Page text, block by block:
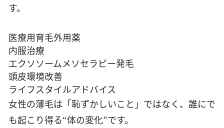
す。
医療用育毛外用薬
内服治療
エクソソームメソセラピー発毛
頭皮環境改善
ライフスタイルアドバイス
女性の薄毛は「恥ずかしいこと」ではなく、誰にで
も起こり得る“体の変化”です。